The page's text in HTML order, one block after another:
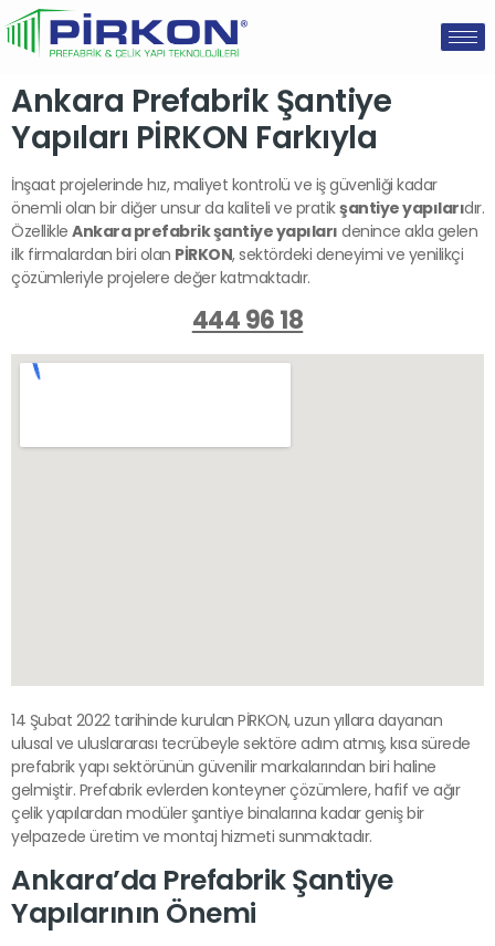
Ankara Prefabrik Şantiye
Yapıları PİRKON Farkıyla
İnşaat projelerinde hız, maliyet kontrolü ve iş güvenliği kadar
önemli olan bir diğer unsur da kaliteli ve pratikşantiye yapılarıdır.
Özellikle Ankara prefabrik şantiye yapıları denince akla gelen
ilk firmalardan biri olan PİRKON, sektördeki deneyimi ve yenilikçi
çözümleriyle projelere değer katmaktadır.
444 96 18
14 Şubat 2022 tarihinde kurulan PİRKON, uzun yıllara dayanan
ulusal ve uluslararası tecrübeyle sektöre adım atmış, kısa sürede
prefabrik yapı sektörünün güvenilir markalarından biri haline
gelmiştir. Prefabrik evlerden konteyner çözümlere, hafif ve ağır
çelik yapılardan modüler şantiye binalarına kadar geniş bir
yelpazede üretim ve montaj hizmeti sunmaktadır.
Ankara’da Prefabrik Şantiye
Yapılarının Önemi